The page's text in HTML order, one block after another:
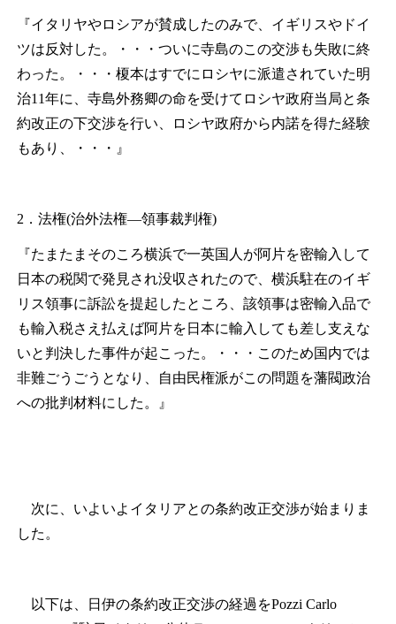
『イタリヤやロシアが賛成したのみで、イギリスやドイ
ツは反対した。・・・ついに寺島のこの交渉も失敗に終
わった。・・・榎本はすでにロシヤに派遣されていた明
治11年に、寺島外務卿の命を受けてロシヤ政府当局と条
約改正の下交渉を行い、ロシヤ政府から内諾を得た経験
もあり、・・・』
2．法権(治外法権―領事裁判権)
『たまたまそのころ横浜で一英国人が阿片を密輸入して
日本の税関で発見され没収されたので、横浜駐在のイギ
リス領事に訴訟を提起したところ、該領事は密輸入品で
も輸入税さえ払えば阿片を日本に輸入しても差し支えな
いと判決した事件が起こった。・・・このため国内では
非難ごうごうとなり、自由民権派がこの問題を藩閥政治
への批判材料にした。』
次に、いよいよイタリアとの条約改正交渉が始まりま
した。
以下は、日伊の条約改正交渉の経過をPozzi Carlo